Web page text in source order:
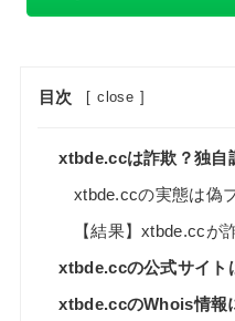
目次 [ close ]
xtbde.ccは詐欺？独自
xtbde.ccの実態は偽
【結果】xtbde.ccが
xtbde.ccの公式サイト
xtbde.ccのWhois情報